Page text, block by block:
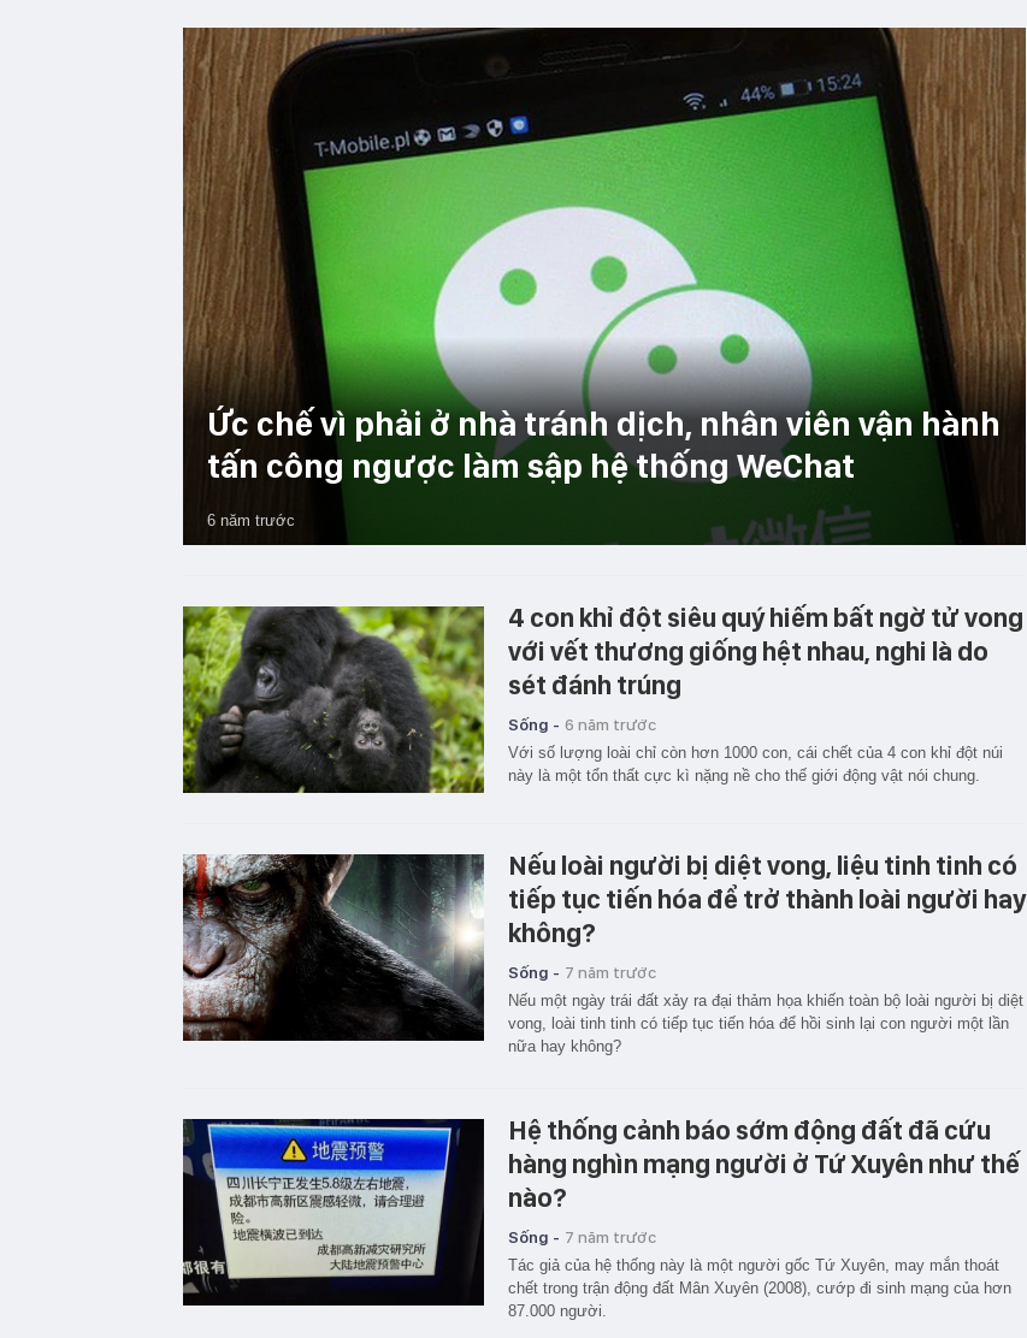
Ức chế vì phải ở nhà tránh dịch, nhân viên vận hành
tấn công ngược làm sập hệ thống WeChat
6 năm trước
4 con khỉ đột siêu quý hiếm bất ngờ tử vong
với vết thương giống hệt nhau, nghi là do
sét đánh trúng
Sống - 6 năm trước
Với số lượng loài chỉ còn hơn 1000 con, cái chết của 4 con khỉ đột núi
này là một tổn thất cực kì nặng nề cho thế giới động vật nói chung.
Nếu loài người bị diệt vong, liệu tinh tinh có
tiếp tục tiến hóa để trở thành loài người hay
không?
Sống - 7 năm trước
Nếu một ngày trái đất xảy ra đại thảm họa khiến toàn bộ loài người bị diệt
vong, loài tinh tinh có tiếp tục tiến hóa để hồi sinh lại con người một lần
nữa hay không?
Hệ thống cảnh báo sớm động đất đã cứu
hàng nghìn mạng người ở Tứ Xuyên như thế
nào?
Sống - 7 năm trước
Tác giả của hệ thống này là một người gốc Tứ Xuyên, may mắn thoát
chết trong trận động đất Mân Xuyên (2008), cướp đi sinh mạng của hơn
87.000 người.